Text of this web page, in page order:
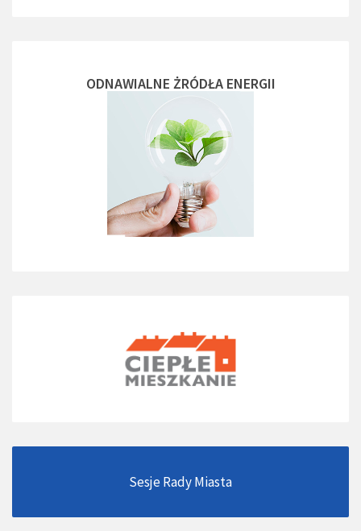
ODNAWIALNE ŻRÓDŁA ENERGII
Sesje Rady Miasta